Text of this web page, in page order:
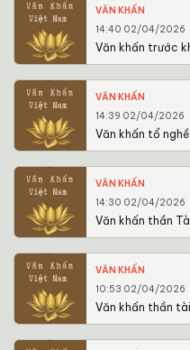
VĂN KHẤN
14:40 02/04/2026
Văn khấn trước
VĂN KHẤN
14:39 02/04/2026
Văn khấn tổ
VĂN KHẤN
14:30 02/04/2026
Văn khấn thần
VĂN KHẤN
10:53 02/04/2026
Văn khấn thần